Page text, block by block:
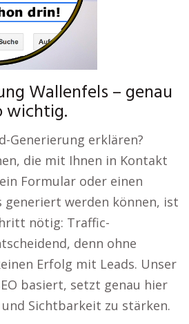
Wallenfels – genau
wichtig.
Generierung erklären?
die mit Ihnen in Kontakt
Formular oder einen
generiert werden können, ist
nötig: Traffic-
denn ohne
Erfolg mit Leads. Unser
basiert, setzt genau hier
Sichtbarkeit zu stärken.